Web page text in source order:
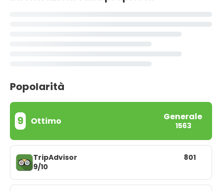
Popolarità
9 Ottimo Generale
1563
TripAdvisor
9/10
801